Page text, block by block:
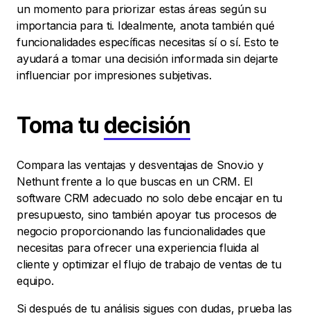
un momento para priorizar estas áreas según su
importancia para ti. Idealmente, anota también qué
funcionalidades específicas necesitas sí o sí. Esto te
ayudará a tomar una decisión informada sin dejarte
influenciar por impresiones subjetivas.
Toma tu decisión
Compara las ventajas y desventajas de Snov.io y
Nethunt frente a lo que buscas en un CRM. El
software CRM adecuado no solo debe encajar en tu
presupuesto, sino también apoyar tus procesos de
negocio proporcionando las funcionalidades que
necesitas para ofrecer una experiencia fluida al
cliente y optimizar el flujo de trabajo de ventas de tu
equipo.
Si después de tu análisis sigues con dudas, prueba las